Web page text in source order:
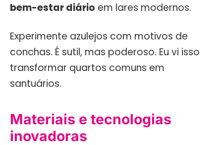
bem-estar diário em lares modernos.
Experimente azulejos com motivos de
conchas. É sutil, mas poderoso. Eu vi isso
transformar quartos comuns em
santuários.
Materiais e tecnologias
inovadoras